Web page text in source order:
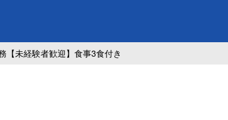
【未経験者歓迎】食事3食付き